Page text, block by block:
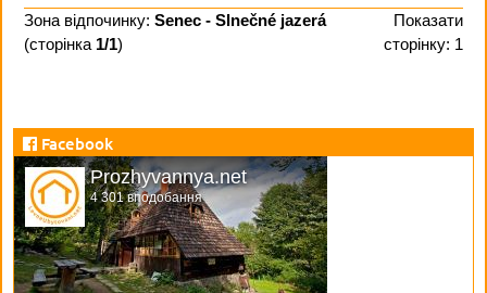
Зона відпочинку: Senec - Slnečné jazerá
(сторінка 1/1)
Показати
сторінку: 1
Facebook
Prozhyvannya.net
4 301 вподобання